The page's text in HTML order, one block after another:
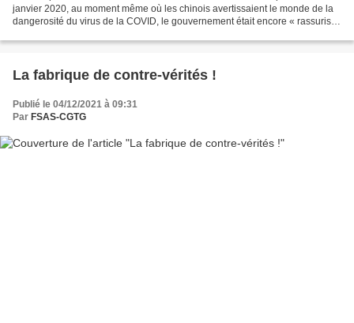
janvier 2020, au moment même où les chinois avertissaient le monde de la
dangerosité du virus de la COVID, le gouvernement était encore « rassuriste
La fabrique de contre-vérités !
Publié le 04/12/2021 à 09:31
Par FSAS-CGTG